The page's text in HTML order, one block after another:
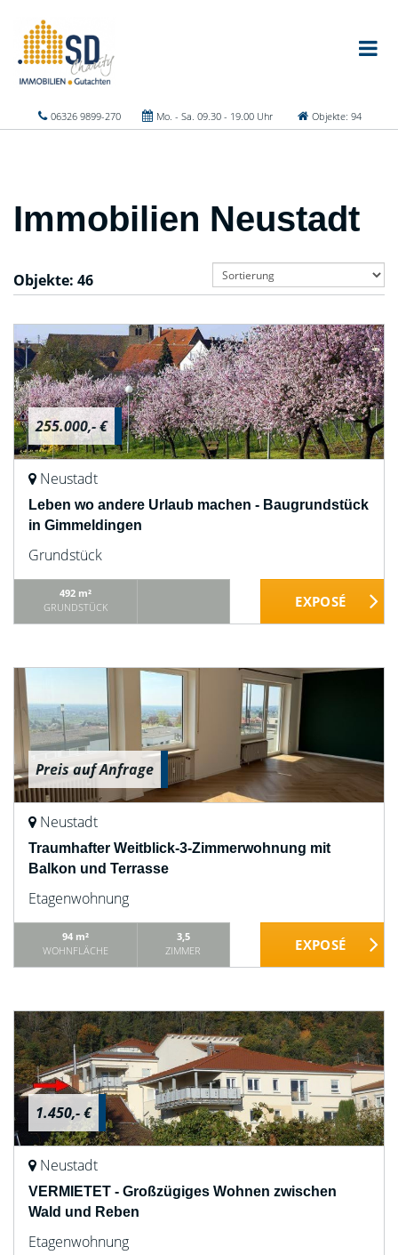
06326 9899-270 Mo. - Sa. 09.30 - 19.00 Uhr Objekte: 94
Immobilien Neustadt
Objekte: 46
255.000,- €
Neustadt
Leben wo andere Urlaub machen - Baugrundstück
in Gimmeldingen
Grundstück
492 m²
GRUNDSTÜCK
Preis auf Anfrage
Neustadt
Traumhafter Weitblick-3-Zimmerwohnung mit
Balkon und Terrasse
Etagenwohnung
94 m²
WOHNFLÄCHE
3,5
ZIMMER
1.450,- €
Neustadt
VERMIETET - Großzügiges Wohnen zwischen
Wald und Reben
Etagenwohnung